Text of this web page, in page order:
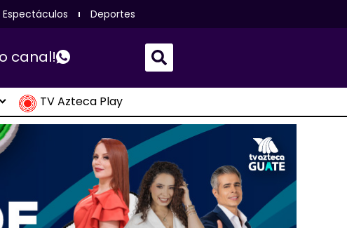
Espectáculos Deportes
canal!
TV Azteca Play